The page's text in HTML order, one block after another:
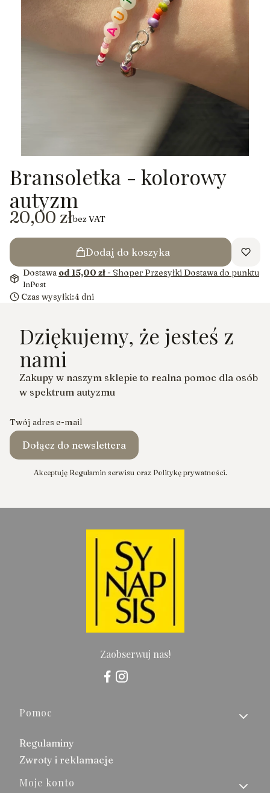
Bransoletka - kolorowy
autyzm
Cena
20,00 złbez VAT
Dodaj do koszyka
Dostawa od 15,00 zł - Shoper Przesyłki Dostawa do punktu
InPost
Czas wysyłki:4 dni
Dziękujemy, że jesteś z
nami
Zakupy w naszym sklepie to realna pomoc dla osób
w spektrum autyzmu
Twój adres e-mail
Dołącz do newslettera
Akceptuję Regulamin serwisu oraz Politykę prywatności.
Zaobserwuj nas!
Linki w stopce
Pomoc
Regulaminy
Zwroty i reklamacje
Moje konto